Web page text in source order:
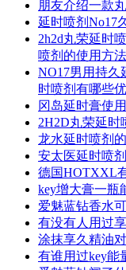
朋友介绍一款
延时喷剂No17
2h2d丸荣延时
喷剂的使用方法
NO17男用持久
时喷剂有哪些
冈岛延时膏使
2H2D丸荣延时
龙水延时喷剂
安太医延时喷
德国HOTXXL
key增大膏一瓶
爱魅蓝钻香水
有没有人用过
涂抹享久精油
有谁用过key能